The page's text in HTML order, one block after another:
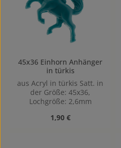
45x36 Einhorn Anhänger
in türkis
aus Acryl in türkis Satt. in
der Größe: 45x36,
Lochgröße: 2,6mm
Regulärer Preis:
1,90 €